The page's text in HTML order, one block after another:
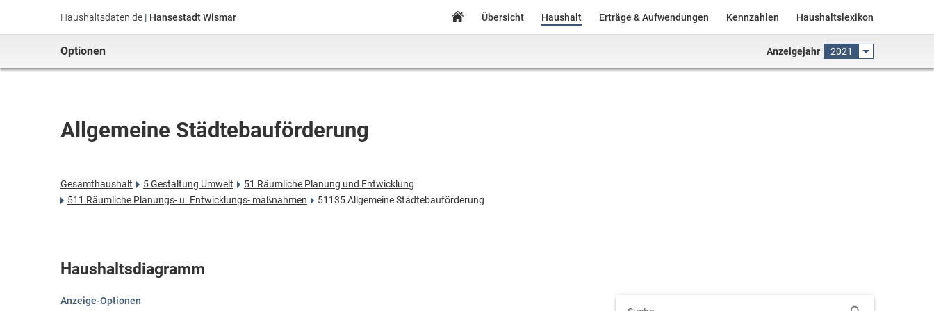
Haushaltsdaten.de | Hansestadt Wismar Übersicht Haushalt Erträge & Aufwendungen Kennzahlen Haushaltslexikon
Optionen Anzeigejahr 2021
Allgemeine Städtebauförderung
Gesamthaushalt 5 Gestaltung Umwelt
51 Räumliche Planung und Entwicklung
511 Räumliche Planungs- u. Entwicklungs- maßnahmen
51135 Allgemeine Städtebauförderung
Haushaltsdiagramm
Anzeige-Optionen